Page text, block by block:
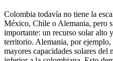
Colombia todavía no tiene la
México, Chile o Alemania, pero
importante: un recurso solar alto
territorio. Alemania, por ejemplo,
mayores capacidades solares